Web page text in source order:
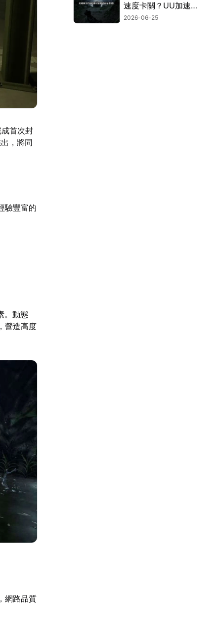
首次封
，將同
驗豐富的
。動態
營造高度
網路品質
速度卡關？UU加速
器幫你順暢撤離！
2026-06-25